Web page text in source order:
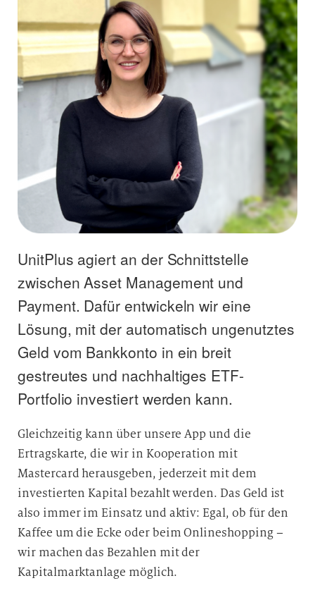
UnitPlus agiert an der Schnittstelle
zwischen Asset Management und
Payment. Dafür entwickeln wir eine
Lösung, mit der automatisch ungenutztes
Geld vom Bankkonto in ein breit
gestreutes und nachhaltiges ETF-
Portfolio investiert werden kann.
Gleichzeitig kann über unsere App und die
Ertragskarte, die wir in Kooperation mit
Mastercard herausgeben, jederzeit mit dem
investierten Kapital bezahlt werden. Das Geld ist
also immer im Einsatz und aktiv: Egal, ob für den
Kaffee um die Ecke oder beim Onlineshopping –
wir machen das Bezahlen mit der
Kapitalmarktanlage möglich.